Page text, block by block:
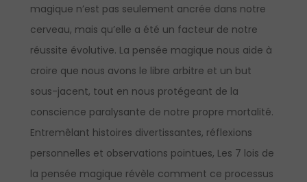
magique n’est pas seulement ancrée dans notre
cerveau, mais qu’elle a été un facteur de notre
réussite évolutive. La pensée magique nous aide à
croire que nous avons le libre arbitre et un but
sous-jacent, tout en nous protégeant de la
conscience paralysante de notre propre mortalité.
Entremêlant histoires divertissantes, réflexions
personnelles et observations pointues, Les 7 lois de
la pensée magique révèle comment ce processus